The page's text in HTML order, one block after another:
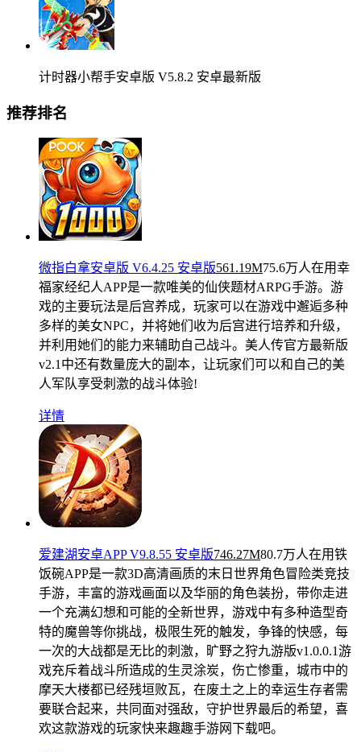
计时器小帮手安卓版 V5.8.2 安卓最新版
推荐排名
微指白拿安卓版 V6.4.25 安卓版561.19M75.6万人在用幸
福家经纪人APP是一款唯美的仙侠题材ARPG手游。游
戏的主要玩法是后宫养成，玩家可以在游戏中邂逅多种
多样的美女NPC，并将她们收为后宫进行培养和升级，
并利用她们的能力来辅助自己战斗。美人传官方最新版
v2.1中还有数量庞大的副本，让玩家们可以和自己的美
人军队享受刺激的战斗体验!
详情
爱建湖安卓APP V9.8.55 安卓版746.27M80.7万人在用铁
饭碗APP是一款3D高清画质的末日世界角色冒险类竞技
手游，丰富的游戏画面以及华丽的角色装扮，带你走进
一个充满幻想和可能的全新世界，游戏中有多种造型奇
特的魔兽等你挑战，极限生死的触发，争锋的快感，每
一次的大战都是无比的刺激，旷野之狩九游版v1.0.0.1游
戏充斥着战斗所造成的生灵涂炭，伤亡惨重，城市中的
摩天大楼都已经残垣败瓦，在废土之上的幸运生存者需
要联合起来，共同面对强敌，守护世界最后的希望，喜
欢这款游戏的玩家快来趣趣手游网下载吧。